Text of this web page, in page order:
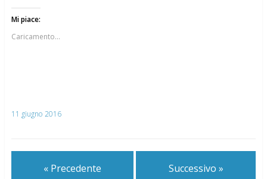
Mi piace:
Caricamento...
11 giugno 2016
« Precedente Successivo »